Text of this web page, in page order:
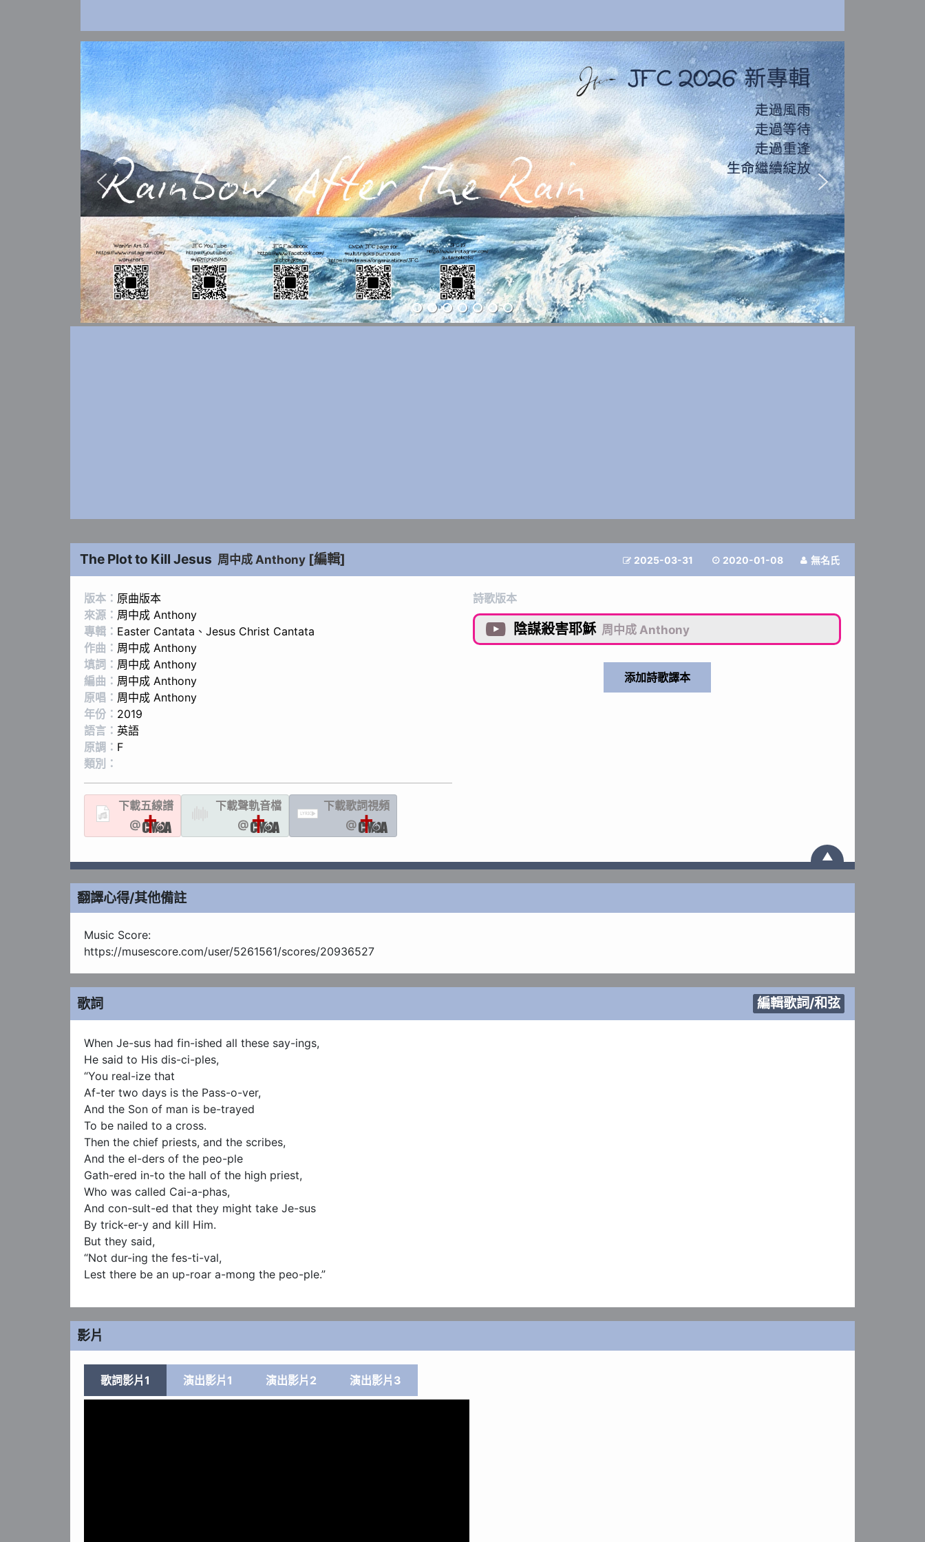
The Plot to Kill Jesus 周中成 Anthony [編輯]  2025-03-31  2020-01-08  無名氏
版本： 原曲版本
來源： 周中成 Anthony
專輯： Easter Cantata 、 Jesus Christ Cantata
作曲： 周中成 Anthony
填詞： 周中成 Anthony
編曲： 周中成 Anthony
原唱： 周中成 Anthony
年份： 2019
語言： 英語
原調： F
類別：
下載五線譜
@
下載聲軌音檔
@
LYRIC
下載歌詞視頻
@
詩歌版本
 陰謀殺害耶穌 周中成 Anthony
▲
翻譯心得/其他備註
Music Score:
https://musescore.com/user/5261561/scores/20936527
歌詞 編輯歌詞/和弦
When Je-sus had fin-ished all these say-ings,
He said to His dis-ci-ples,
“You real-ize that
Af-ter two days is the Pass-o-ver,
And the Son of man is be-trayed
To be nailed to a cross.
Then the chief priests, and the scribes,
And the el-ders of the peo-ple
Gath-ered in-to the hall of the high priest,
Who was called Cai-a-phas,
And con-sult-ed that they might take Je-sus
By trick-er-y and kill Him.
But they said,
“Not dur-ing the fes-ti-val,
Lest there be an up-roar a-mong the peo-ple.”
影片
歌詞影片1 演出影片1 演出影片2 演出影片3